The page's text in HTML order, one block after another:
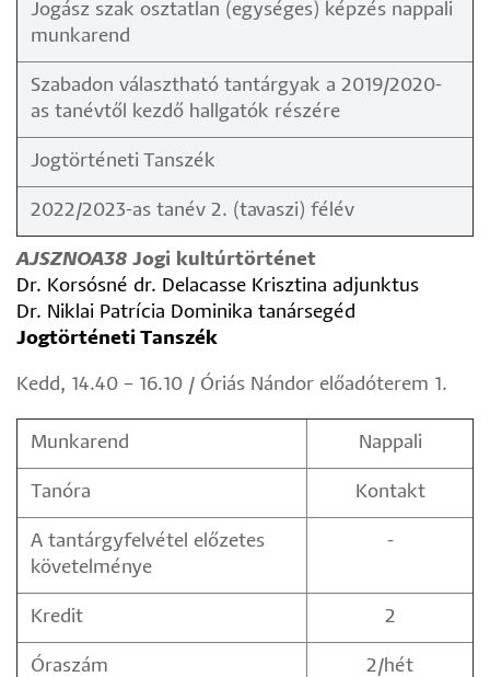
Jogász szak osztatlan (egységes) képzés nappali
munkarend
Szabadon választható tantárgyak a 2019/2020-
as tanévtől kezdő hallgatók részére
Jogtörténeti Tanszék
2022/2023-as tanév 2. (tavaszi) félév
AJSZNOA38 Jogi kultúrtörténet
Dr. Korsósné dr. Delacasse Krisztina adjunktus
Dr. Niklai Patrícia Dominika tanársegéd
Jogtörténeti Tanszék
Kedd, 14.40 – 16.10 / Óriás Nándor előadóterem 1.
Munkarend Nappali
Tanóra Kontakt
A tantárgyfelvétel előzetes
követelménye
-
Kredit 2
Óraszám 2/hét